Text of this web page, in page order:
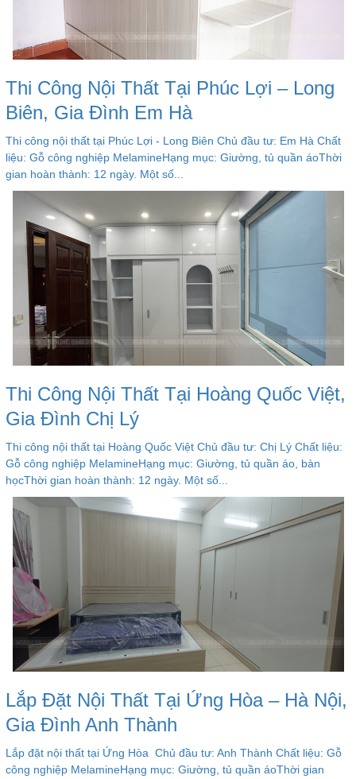
Thi Công Nội Thất Tại Phúc Lợi – Long
Biên, Gia Đình Em Hà
Thi công nội thất tại Phúc Lợi - Long Biên Chủ đầu tư: Em Hà Chất
liệu: Gỗ công nghiệp MelamineHạng mục: Giường, tủ quần áoThời
gian hoàn thành: 12 ngày. Một số...
Thi Công Nội Thất Tại Hoàng Quốc Việt,
Gia Đình Chị Lý
Thi công nội thất tại Hoàng Quốc Việt Chủ đầu tư: Chị Lý Chất liệu:
Gỗ công nghiệp MelamineHạng mục: Giường, tủ quần áo, bàn
họcThời gian hoàn thành: 12 ngày. Một số...
Lắp Đặt Nội Thất Tại Ứng Hòa – Hà Nội,
Gia Đình Anh Thành
Lắp đặt nội thất tại Ứng Hòa Chủ đầu tư: Anh Thành Chất liệu: Gỗ
công nghiệp MelamineHạng mục: Giường, tủ quần áoThời gian